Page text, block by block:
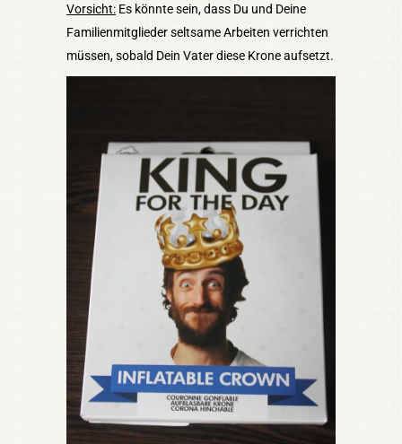
Vorsicht: Es könnte sein, dass Du und Deine
Familienmitglieder seltsame Arbeiten verrichten
müssen, sobald Dein Vater diese Krone aufsetzt.